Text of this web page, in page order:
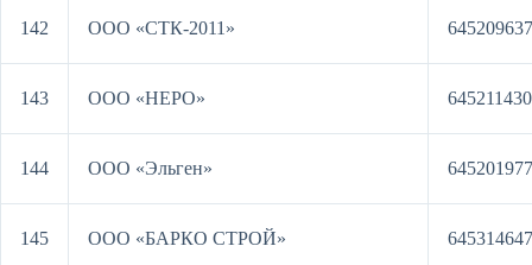
142 ООО «СТК-2011»
143 ООО «НЕРО»
144 ООО «Эльген»
145 ООО «БАРКО СТРОЙ»